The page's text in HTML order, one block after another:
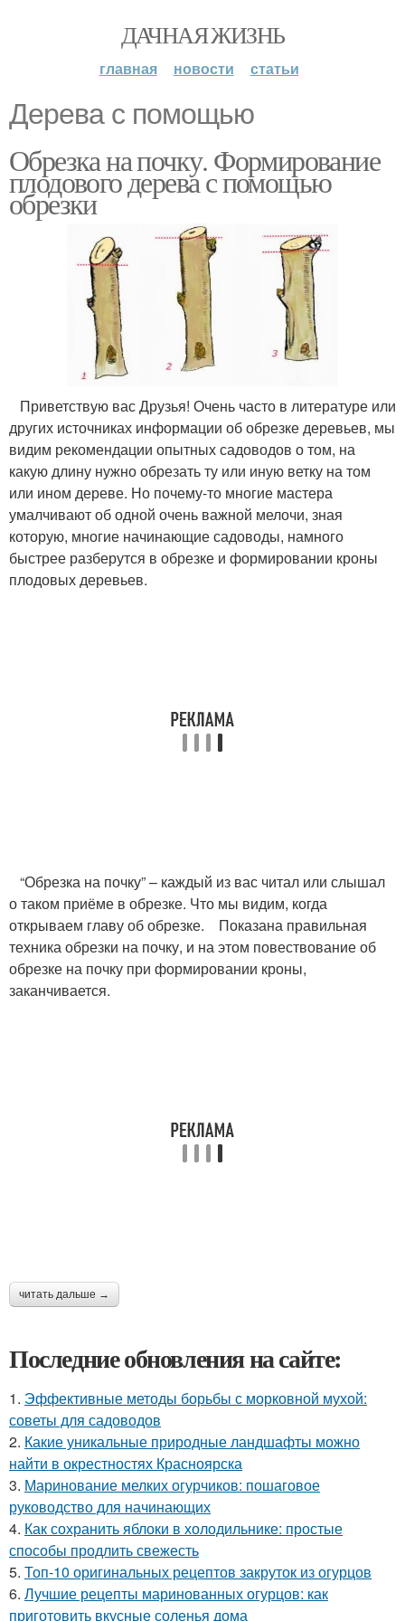
ДАЧНАЯ ЖИЗНЬ
главная новости статьи
Дерева с помощью
Обрезка на почку. Формирование
плодового дерева с помощью
обрезки
Приветствую вас Друзья! Очень часто в литературе или
других источниках информации об обрезке деревьев, мы
видим рекомендации опытных садоводов о том, на
какую длину нужно обрезать ту или иную ветку на том
или ином дереве. Но почему-то многие мастера
умалчивают об одной очень важной мелочи, зная
которую, многие начинающие садоводы, намного
быстрее разберутся в обрезке и формировании кроны
плодовых деревьев.
“Обрезка на почку” – каждый из вас читал или слышал
о таком приёме в обрезке. Что мы видим, когда
открываем главу об обрезке. Показана правильная
техника обрезки на почку, и на этом повествование об
обрезке на почку при формировании кроны,
заканчивается.
читать дальше →
Последние обновления на сайте:
1. Эффективные методы борьбы с морковной мухой:
советы для садоводов
2. Какие уникальные природные ландшафты можно
найти в окрестностях Красноярска
3. Маринование мелких огурчиков: пошаговое
руководство для начинающих
4. Как сохранить яблоки в холодильнике: простые
способы продлить свежесть
5. Топ-10 оригинальных рецептов закруток из огурцов
6. Лучшие рецепты маринованных огурцов: как
приготовить вкусные соленья дома